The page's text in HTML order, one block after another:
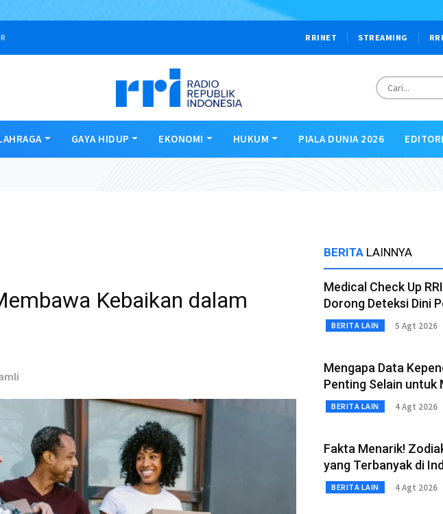
RRINET STREAMING
GAYA HIDUP EKONOMI HUKUM PIALA DUNIA 2026
Kebaikan dalam
BERITA LAINNYA
Medical Check Up
Dorong Deteksi Dini
BERITA LAIN 5 Agt 2026
Mengapa Data
Penting Selain untuk
BERITA LAIN 4 Agt 2026
Fakta Menarik!
yang Terbanyak di
BERITA LAIN 4 Agt 2026